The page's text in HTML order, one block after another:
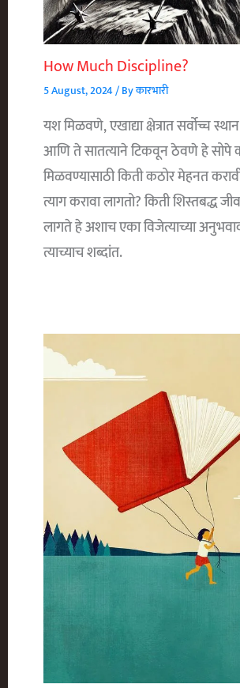
How Much Discipline?
5 August, 2024/ Byकारभारी
यश मिळवणे, एखाद्या क्षेत्रात सर्वोच्च
आणि ते सातत्याने टिकवून ठेवणे हे सोपे
मिळवण्यासाठी किती कठोर मेहनत
त्याग करावा लागतो? किती शिस्तबद्ध
लागते हे अशाच एका विजेत्याच्या
त्याच्याच शब्दांत.